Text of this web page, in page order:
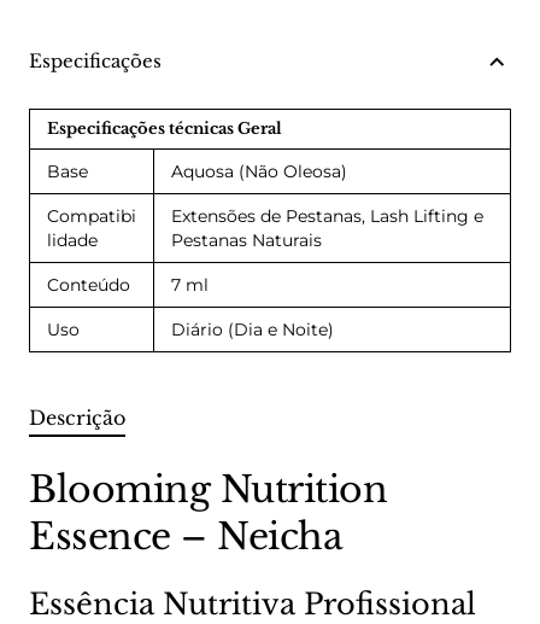
Especificações
Especificações técnicas Geral
Base Aquosa (Não Oleosa)
Compatibi
lidade
Extensões de Pestanas, Lash Lifting e
Pestanas Naturais
Conteúdo 7 ml
Uso Diário (Dia e Noite)
Descrição
Blooming Nutrition
Essence – Neicha
Essência Nutritiva Profissional